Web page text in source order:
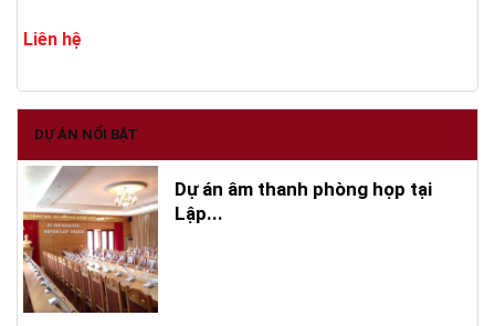
Liên hệ
DỰ ÁN NỔI BẬT
Dự án âm thanh phòng họp tại
Lập...